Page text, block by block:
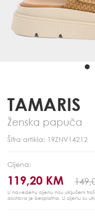
TAMARIS
Ženska papuča
Šifra artikla: 19ZNV14212
Cijena:
119,20 KM
U navedenu cijenu nisu uključeni
dostava je besplatna. U cijenu su